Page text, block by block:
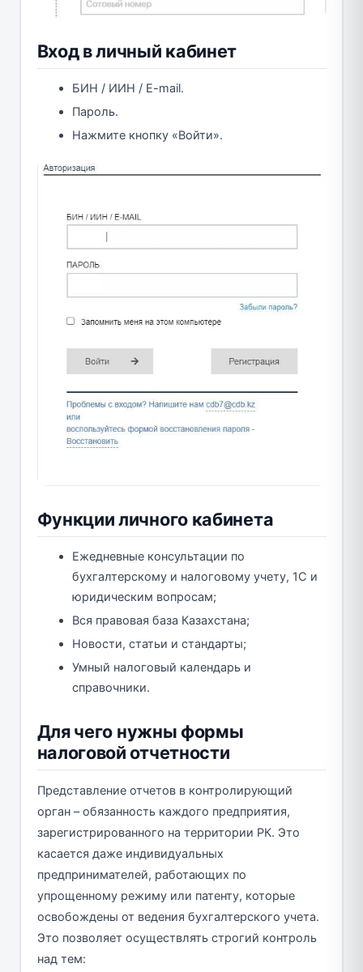
Вход в личный кабинет
БИН / ИИН / E-mail.
Пароль.
Нажмите кнопку «Войти».
Функции личного кабинета
Ежедневные консультации по
бухгалтерскому и налоговому учету, 1С и
юридическим вопросам;
Вся правовая база Казахстана;
Новости, статьи и стандарты;
Умный налоговый календарь и
справочники.
Для чего нужны формы
налоговой отчетности
Представление отчетов в контролирующий
орган – обязанность каждого предприятия,
зарегистрированного на территории РК. Это
касается даже индивидуальных
предпринимателей, работающих по
упрощенному режиму или патенту, которые
освобождены от ведения бухгалтерского учета.
Это позволяет осуществлять строгий контроль
над тем: